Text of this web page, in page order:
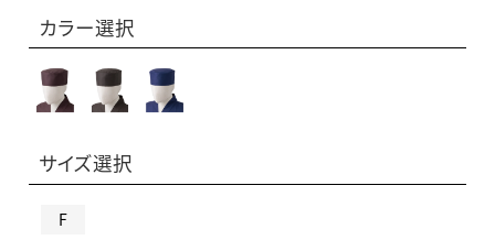
カラー選択
サイズ選択
F